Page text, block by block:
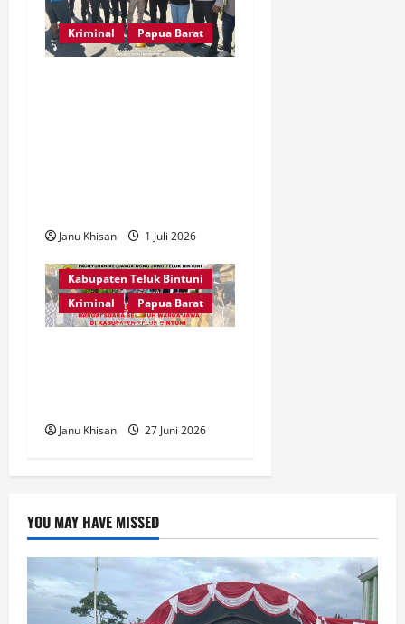
Kriminal Papua Barat
Janu Khisan 1 Juli 2026
Kabupaten Teluk Bintuni
Kriminal
Papua Barat
Janu Khisan 27 Juni 2026
YOU MAY HAVE MISSED